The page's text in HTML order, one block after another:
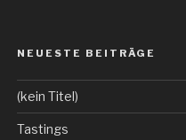
NEUESTE BEITRÄGE
(kein Titel)
Tastings